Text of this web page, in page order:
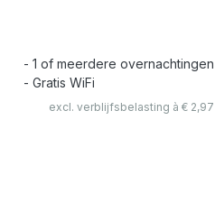
1 of meerdere overnachtingen
Gratis WiFi
excl. verblijfsbelasting à €